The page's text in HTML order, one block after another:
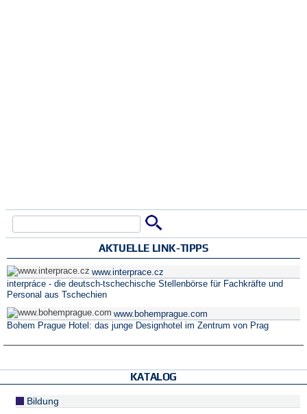
AKTUELLE LINK-TIPPS
www.interprace.cz
interpráce - die deutsch-tschechische Stellenbörse für Fachkräfte und
Personal aus Tschechien
www.bohemprague.com
Bohem Prague Hotel: das junge Designhotel im Zentrum von Prag
KATALOG
Bildung